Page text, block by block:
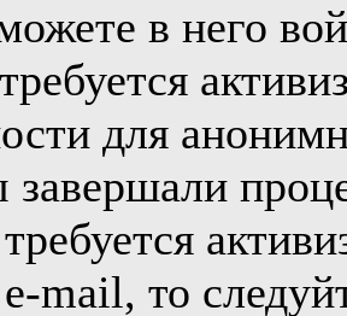
в него
для
завершали
mail, то